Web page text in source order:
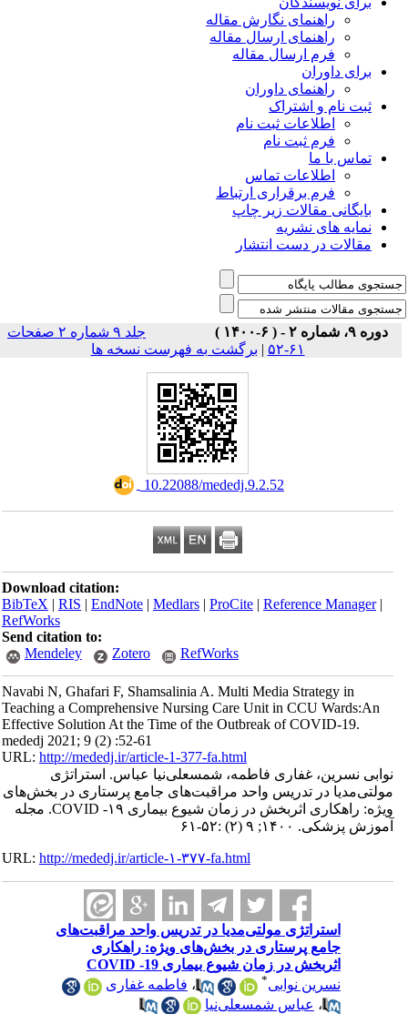
راهنمای نگارش مقاله
راهنمای ارسال مقاله
فرم ارسال مقاله
برای داوران
راهنمای داوران
ثبت نام و اشتراک
اطلاعات ثبت نام
فرم ثبت نام
تماس با ما
اطلاعات تماس
فرم برقراری ارتباط
بایگانی مقالات زیر چاپ
نمایه های نشریه
مقالات در دست انتشار
دوره ۹، شماره ۲ - ( ۶-۱۴۰۰ )
جلد ۹ شماره ۲ صفحات
۶۱-۵۲
|برگشت به فهرست نسخه ها
‎ 10.22088/mededj.9.2.52
Download citation:
BibTeX|RIS|EndNote|Medlars|ProCite|Reference Manager
RefWorks
Send citation to:
Mendeley
Zotero RefWorks
Navabi N, Ghafari F, Shamsalinia A. Multi Media Strategy in
Teaching a Comprehensive Nursing Care Unit in CCU Wards:An
Effective Solution At the Time of the Outbreak of COVID-19.
mededj 2021; 9 (2) :52-61
URL:http://mededj.ir/article-1-377-fa.html
نوابی نسرین، غفاری فاطمه، شمسعلی‌نیا عباس. استراتژی
مولتی‌مدیا در تدریس واحد مراقبت‌های جامع پرستاری در بخش‌های
ویژه: راهکاری اثربخش در زمان شیوع بیماری COVID -۱۹. مجله
آموزش پزشکی. ۱۴۰۰; ۹ (۲) :۵۲-۶۱
URL:http://mededj.ir/article-۱-۳۷۷-fa.html
استراتژی مولتی‌مدیا در تدریس واحد مراقبت‌های
جامع پرستاری در بخش‌های ویژه: راهکاری
اثربخش در زمان شیوع بیماری COVID -19
نسرین نوابی
،فاطمه غفاری
،عباس شمسعلی‌نیا